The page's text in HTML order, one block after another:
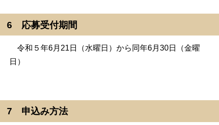
6 応募受付期間
令和５年6月21日（水曜日）から同年6月30日（金曜
日）
7 申込み方法